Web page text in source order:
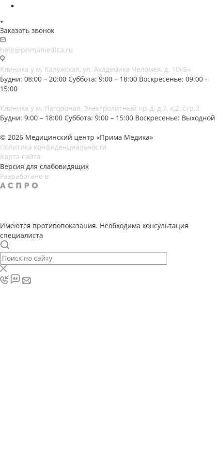
Заказать звонок
help@primamedica.ru
Клиника у м. Калужская, ул. Академика Челомея, д. 10«Б»
Будни: 08:00 – 20:00 Суббота: 9:00 – 18:00 Воскресенье: 09:00 -
15:00
Клиника у м. Нагороная, Электролитный пр-д, д.7, к.2, стр.2
Будни: 9:00 – 18:00 Суббота: 9:00 – 15:00 Воскресенье: Выходной
© 2026 Медицинский центр «Прима Медика»
Политика конфиденциальности
Карта сайта
Версия для слабовидящих
Разработано в
Имеются противопоказания. Необходима консультация
специалиста